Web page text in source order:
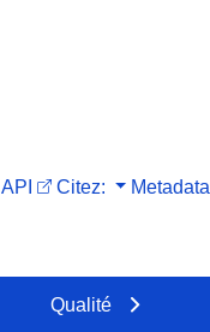
API Citez: Metadata
Qualité